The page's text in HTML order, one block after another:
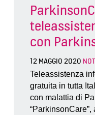
con
12 MAGGIO 2020
Teleassistenza
gratuita in tutta
con malattia di